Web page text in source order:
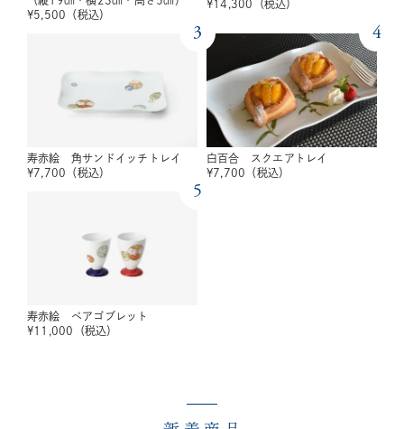
¥5,500 （税込）
¥14,300 （税込）
3
寿赤絵 角サンドイッチトレイ
¥7,700 （税込）
4
白百合 スクエアトレイ
¥7,700 （税込）
5
寿赤絵 ペアゴブレット
¥11,000 （税込）